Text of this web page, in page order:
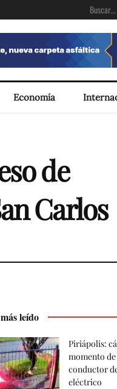
Economía
de
Carlos
leído
Piriápolis:
momento
conductor
eléctrico